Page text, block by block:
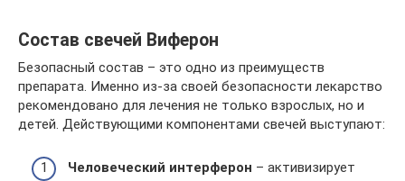
Состав свечей Виферон
Безопасный состав – это одно из преимуществ
препарата. Именно из-за своей безопасности лекарство
рекомендовано для лечения не только взрослых, но и
детей. Действующими компонентами свечей выступают:
Человеческий интерферон – активизирует